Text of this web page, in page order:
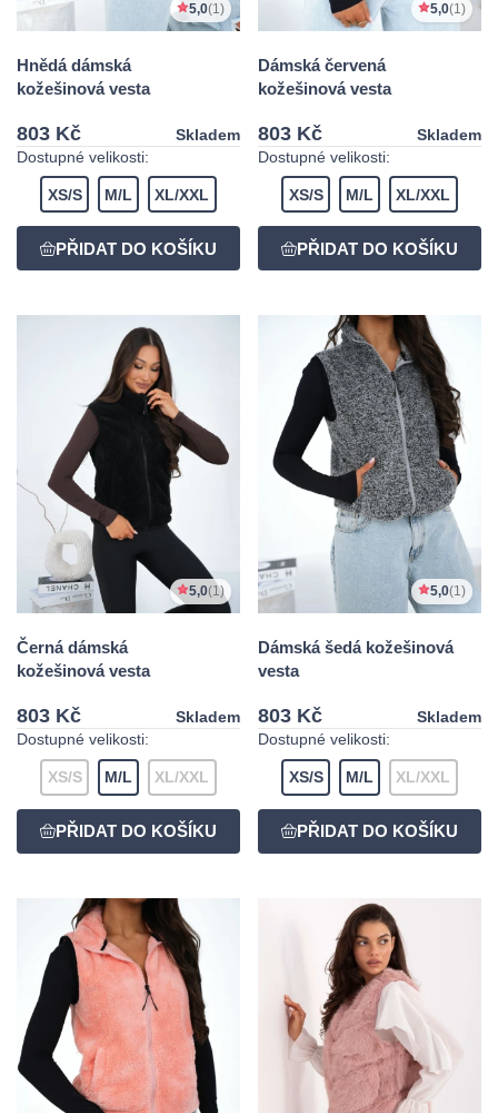
5,0(1)
Hnědá dámská
kožešinová vesta
803 Kč
Skladem
Dostupné velikosti:
XS/S M/L XL/XXL
5,0(1)
Dámská červená
kožešinová vesta
803 Kč
Skladem
Dostupné velikosti:
XS/S M/L XL/XXL
5,0(1)
Černá dámská
kožešinová vesta
803 Kč
Skladem
Dostupné velikosti:
XS/S M/L XL/XXL
5,0(1)
Dámská šedá kožešinová
vesta
803 Kč
Skladem
Dostupné velikosti:
XS/S M/L XL/XXL